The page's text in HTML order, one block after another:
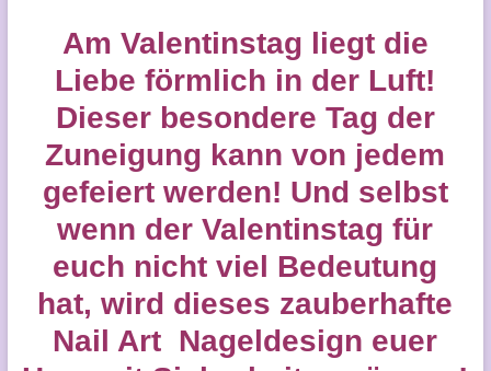
Am Valentinstag liegt die
Liebe förmlich in der Luft!
Dieser besondere Tag der
Zuneigung kann von jedem
gefeiert werden! Und selbst
wenn der Valentinstag für
euch nicht viel Bedeutung
hat, wird dieses zauberhafte
Nail Art Nageldesign euer